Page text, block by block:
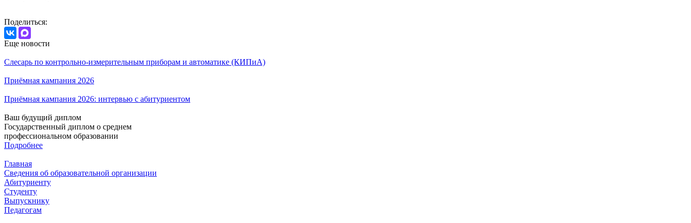
Поделиться:
Еще новости
Слесарь по контрольно-измерительным приборам и автоматике (КИПиА)
Приёмная кампания 2026
Приёмная кампания 2026: интервью с абитуриентом
Ваш будущий диплом
Государственный диплом о среднем
профессиональном образовании
Подробнее
Главная
Сведения об образовательной организации
Абитуриенту
Студенту
Выпускнику
Педагогам